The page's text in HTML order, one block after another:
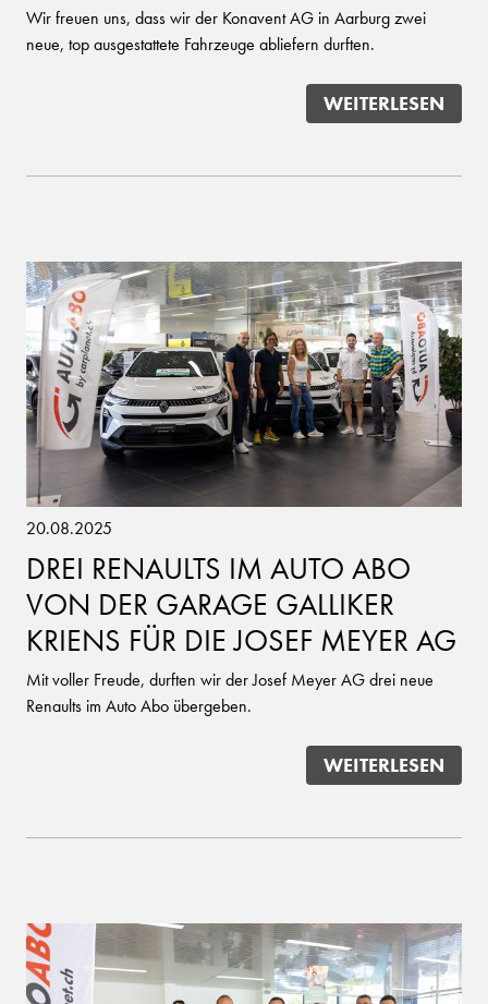
Wir freuen uns, dass wir der Konavent AG in Aarburg zwei
neue, top ausgestattete Fahrzeuge abliefern durften.
WEITERLESEN
20.08.2025
DREI RENAULTS IM AUTO ABO
VON DER GARAGE GALLIKER
KRIENS FÜR DIE JOSEF MEYER AG
Mit voller Freude, durften wir der Josef Meyer AG drei neue
Renaults im Auto Abo übergeben.
WEITERLESEN